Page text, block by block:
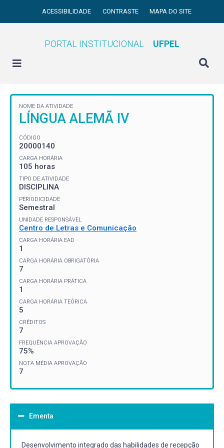
ACESSIBILIDADE CONTRASTE MAPA DO SITE
PORTAL INSTITUCIONAL UFPEL
NOME DA ATIVIDADE
LÍNGUA ALEMÃ IV
CÓDIGO
20000140
CARGA HORÁRIA
105 horas
TIPO DE ATIVIDADE
DISCIPLINA
PERIODICIDADE
Semestral
UNIDADE RESPONSÁVEL
Centro de Letras e Comunicação
CARGA HORÁRIA EAD
1
CARGA HORÁRIA OBRIGATÓRIA
7
CARGA HORÁRIA PRÁTICA
1
CARGA HORÁRIA TEÓRICA
5
CRÉDITOS
7
FREQUÊNCIA APROVAÇÃO
75%
NOTA MÉDIA APROVAÇÃO
7
Ementa
Desenvolvimento integrado das habilidades de recepção